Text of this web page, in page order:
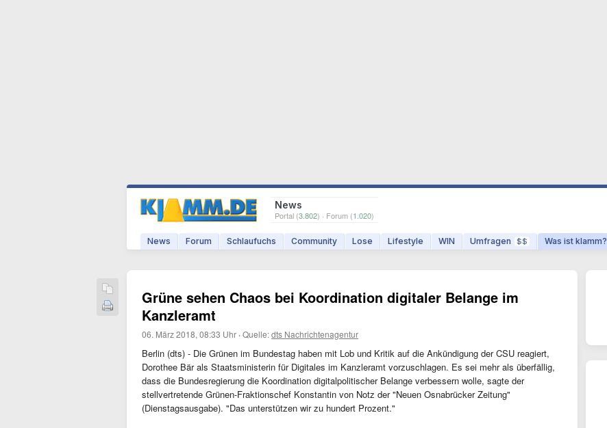
News
Portal (3.802) · Forum (1.020)
News Forum Schlaufuchs Community Lose Lifestyle WIN Umfragen $$ Was ist klamm?
Grüne sehen Chaos bei Koordination digitaler Belange im
Kanzleramt
06. März 2018, 08:33 Uhr ·Quelle:dts Nachrichtenagentur
Berlin (dts) - Die Grünen im Bundestag haben mit Lob und Kritik auf die Ankündigung der CSU reagiert,
Dorothee Bär als Staatsministerin für Digitales im Kanzleramt vorzuschlagen. Es sei mehr als überfällig,
dass die Bundesregierung die Koordination digitalpolitischer Belange verbessern wolle, sagte der
stellvertretende Grünen-Fraktionschef Konstantin von Notz der "Neuen Osnabrücker Zeitung"
(Dienstagsausgabe). "Das unterstützen wir zu hundert Prozent."